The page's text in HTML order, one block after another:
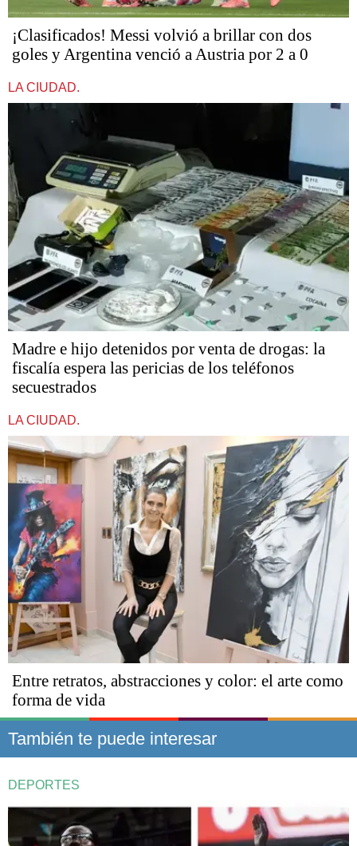
¡Clasificados! Messi volvió a brillar con dos
goles y Argentina venció a Austria por 2 a 0
LA CIUDAD.
Madre e hijo detenidos por venta de drogas: la
fiscalía espera las pericias de los teléfonos
secuestrados
LA CIUDAD.
Entre retratos, abstracciones y color: el arte como
forma de vida
También te puede interesar
DEPORTES